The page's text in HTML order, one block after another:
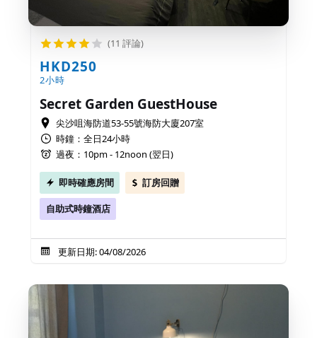
(11 評論)
HKD250
2小時
Secret Garden GuestHouse
尖沙咀海防道53-55號海防大廈207室
時鐘：全日24小時
過夜：10pm - 12noon (翌日)
即時確應房間 訂房回贈
自助式時鐘酒店
更新日期: 04/08/2026